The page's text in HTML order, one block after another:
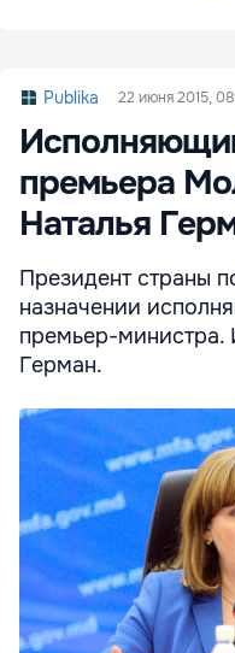
Publika 22 июня 2015,
премьера
Наталья
Президент страны
назначении
премьер-министра.
Герман.